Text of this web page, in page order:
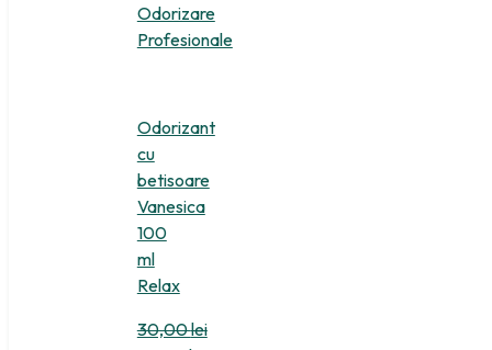
Odorizare
Profesionale
Odorizant
cu
betisoare
Vanesica
100
ml
Relax
30,00lei